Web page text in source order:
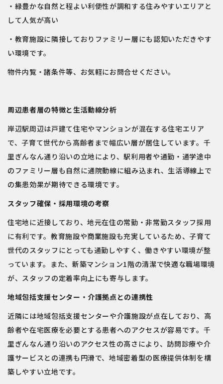
・緑豊かな自然と程よい利便性が調和する住みやすいエリアと
して人気が高い
・教育施設に隣接しておりファミリー層にも認知いただきやす
い環境です。
物件内覧・諸条件等、お気軽にお問合せください。
周辺患者層の特徴と生活動線分析
岸辺駅周辺は戸建て住宅やマンションが混在する住宅エリア
で、子育て世代から高齢者まで幅広い層が居住しています。千
里ぎんなん通り沿いの立地により、駅利用者や通勤・通学途中
のファミリー層も自然に通院動線に組み込まれ、生活導線上で
の集患効果が期待できる環境です。
スタッフ確保・採用環境の考察
住宅地に近接しており、地元在住の常勤・非常勤スタッフ採用
に有利です。教育施設や商業施設も充実しているため、子育て
世代のスタッフにとっても通勤しやすく、働きやすい環境が整
っています。また、新築マンション1階の清潔で快適な職場環境
が、スタッフの定着率向上にも寄与します。
地域包括支援センター・介護拠点との連携性
近隣には地域包括支援センターや介護施設が点在しており、高
齢者や在宅医療を必要とする患者へのアクセスが容易です。千
里ぎんなん通り沿いのアクセス性の高さにより、訪問診療や介
護サービスとの連携も円滑で、地域密着型の医療提供体制を構
築しやすい立地です。